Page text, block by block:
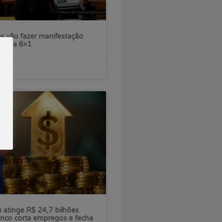
vão fazer manifestação
6×1
atinge R$ 24,7 bilhões
corta empregos e fecha